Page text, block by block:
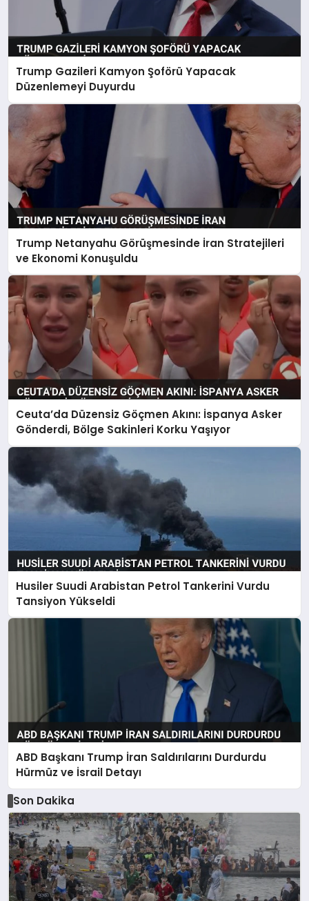
Trump Gazileri Kamyon Şoförü Yapacak
Düzenlemeyi Duyurdu
Trump Netanyahu Görüşmesinde İran Stratejileri
ve Ekonomi Konuşuldu
Ceuta’da Düzensiz Göçmen Akını: İspanya Asker
Gönderdi, Bölge Sakinleri Korku Yaşıyor
Husiler Suudi Arabistan Petrol Tankerini Vurdu
Tansiyon Yükseldi
ABD Başkanı Trump İran Saldırılarını Durdurdu
Hürmüz ve İsrail Detayı
Son Dakika